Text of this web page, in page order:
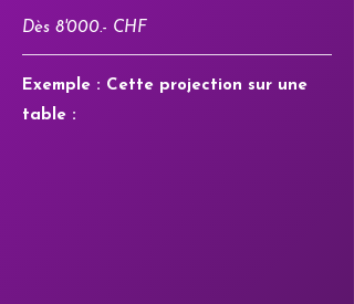
Dès 8'000.- CHF
Exemple : Cette projection sur une
table :